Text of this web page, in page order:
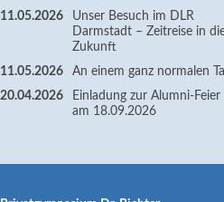
11.05.2026
Unser Besuch im DLR
Darmstadt – Zeitreise in
Zukunft
11.05.2026
An einem ganz normalen
20.04.2026
Einladung zur Alumni-Feier
am 18.09.2026